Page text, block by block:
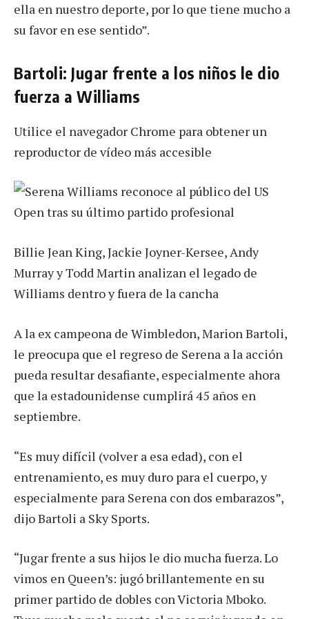
ella en nuestro deporte, por lo que tiene mucho a
su favor en ese sentido”.
Bartoli: Jugar frente a los niños le dio
fuerza a Williams
Utilice el navegador Chrome para obtener un
reproductor de vídeo más accesible
Billie Jean King, Jackie Joyner-Kersee, Andy
Murray y Todd Martin analizan el legado de
Williams dentro y fuera de la cancha
A la ex campeona de Wimbledon, Marion Bartoli,
le preocupa que el regreso de Serena a la acción
pueda resultar desafiante, especialmente ahora
que la estadounidense cumplirá 45 años en
septiembre.
“Es muy difícil (volver a esa edad), con el
entrenamiento, es muy duro para el cuerpo, y
especialmente para Serena con dos embarazos”,
dijo Bartoli a Sky Sports.
“Jugar frente a sus hijos le dio mucha fuerza. Lo
vimos en Queen’s: jugó brillantemente en su
primer partido de dobles con Victoria Mboko.